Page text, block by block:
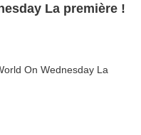
La première !